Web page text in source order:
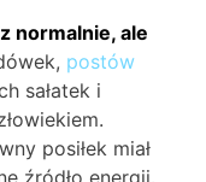
normalnie, ale
postów
sałatek i
posiłek miał